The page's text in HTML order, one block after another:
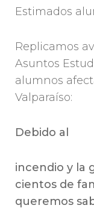
Estimados
Replicamos
Asuntos
alumnos
Valparaíso:
Debido al
incendio y la
cientos de
queremos